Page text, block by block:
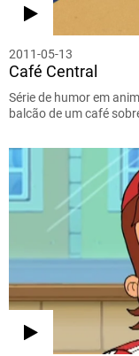
2011-05-13
Café Central
Série de humor em
balcão de um café